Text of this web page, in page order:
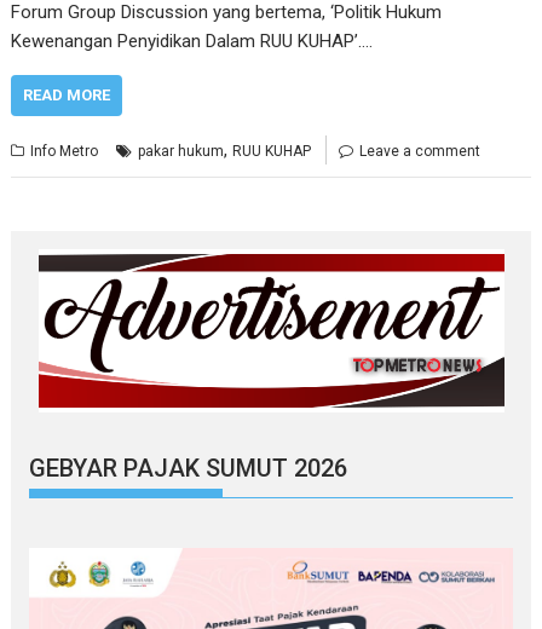
Forum Group Discussion yang bertema, ‘Politik Hukum
Kewenangan Penyidikan Dalam RUU KUHAP’.…
READ MORE
Info Metro pakar hukum,RUU KUHAP Leave a comment
GEBYAR PAJAK SUMUT 2026